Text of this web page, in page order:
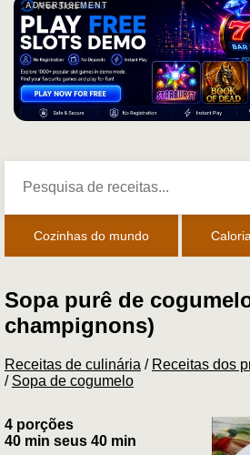
ADVERTISEMENT
Cozinhas do mundo
Sopa purê de
champignons)
Receitas de culinária / Receitas dos
/ Sopa de cogumelo
4 porções
40 min seus 40 min